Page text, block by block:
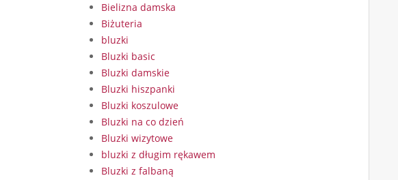
Bielizna damska
Biżuteria
bluzki
Bluzki basic
Bluzki damskie
Bluzki hiszpanki
Bluzki koszulowe
Bluzki na co dzień
Bluzki wizytowe
bluzki z długim rękawem
Bluzki z falbaną